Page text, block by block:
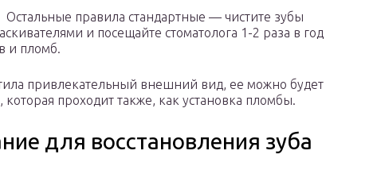
Остальные правила стандартные — чистите зубы
и посещайте стоматолога 1-2 раза в год
и пломб.
привлекательный внешний вид, ее можно будет
которая проходит также, как установка пломбы.
для восстановления зуба